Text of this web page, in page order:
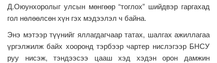
Д.Оюунхоролыг улсын мөнгөөр “тоглох” шийдвэр гаргахад
гол нөлөөлсөн хүн гэх мэдээлэл ч байна.
Энэ мэтээр түүнийг яллагдагчаар татах, шалгах ажиллагаа
үргэлжилж байх хооронд тэрбээр чартер нислэгээр БНСУ
руу нисэж, тэндээсээ цааш хэд хэдэн орон дамжин